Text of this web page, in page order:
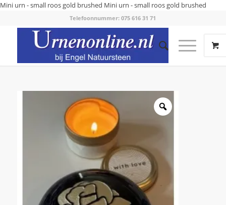
Mini urn - small roos gold brushed Mini urn - small roos gold brushed
Telefoonnummer: 075 616 31 71